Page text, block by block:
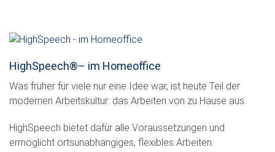
HighSpeech®– im Homeoffice
Was früher für viele nur eine Idee war, ist heute Teil der
modernen Arbeitskultur: das Arbeiten von zu Hause aus.
HighSpeech bietet dafür alle Voraussetzungen und
ermöglicht ortsunabhängiges, flexibles Arbeiten.